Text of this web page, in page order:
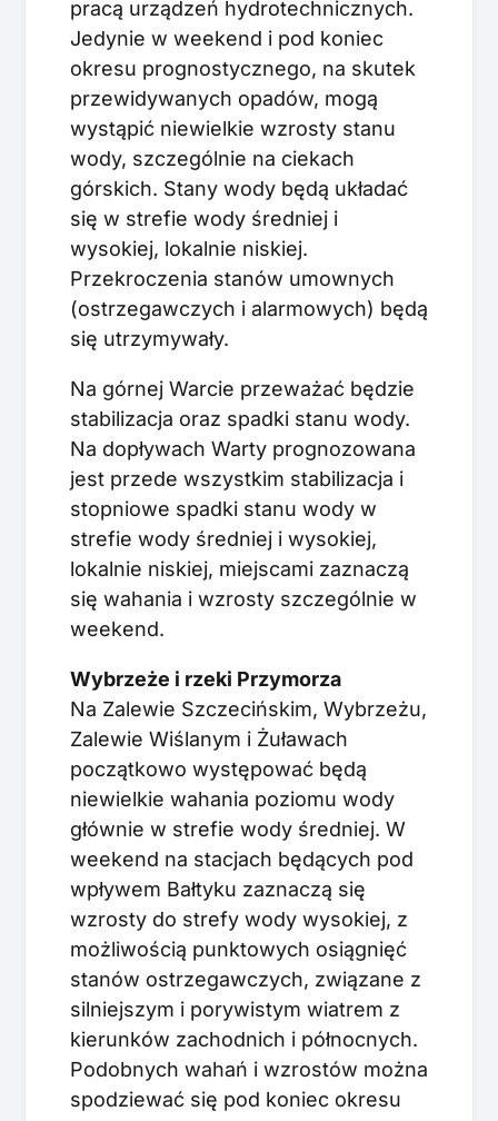
pracą urządzeń hydrotechnicznych.
Jedynie w weekend i pod koniec
okresu prognostycznego, na skutek
przewidywanych opadów, mogą
wystąpić niewielkie wzrosty stanu
wody, szczególnie na ciekach
górskich. Stany wody będą układać
się w strefie wody średniej i
wysokiej, lokalnie niskiej.
Przekroczenia stanów umownych
(ostrzegawczych i alarmowych) będą
się utrzymywały.
Na górnej Warcie przeważać będzie
stabilizacja oraz spadki stanu wody.
Na dopływach Warty prognozowana
jest przede wszystkim stabilizacja i
stopniowe spadki stanu wody w
strefie wody średniej i wysokiej,
lokalnie niskiej, miejscami zaznaczą
się wahania i wzrosty szczególnie w
weekend.
Wybrzeże i rzeki Przymorza
Na Zalewie Szczecińskim, Wybrzeżu,
Zalewie Wiślanym i Żuławach
początkowo występować będą
niewielkie wahania poziomu wody
głównie w strefie wody średniej. W
weekend na stacjach będących pod
wpływem Bałtyku zaznaczą się
wzrosty do strefy wody wysokiej, z
możliwością punktowych osiągnięć
stanów ostrzegawczych, związane z
silniejszym i porywistym wiatrem z
kierunków zachodnich i północnych.
Podobnych wahań i wzrostów można
spodziewać się pod koniec okresu